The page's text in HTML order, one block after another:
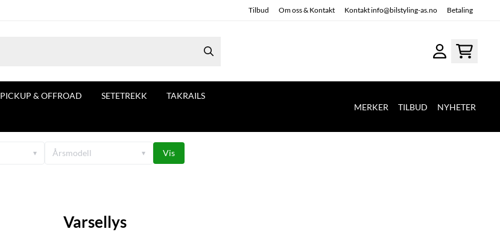
Tilbud Om oss & Kontakt Kontakt info@bilstyling-as.no Betaling
PICKUP & OFFROAD SETETREKK TAKRAILS
MERKER TILBUD NYHETER
▾ Årsmodell ▾ Vis
Varsellys